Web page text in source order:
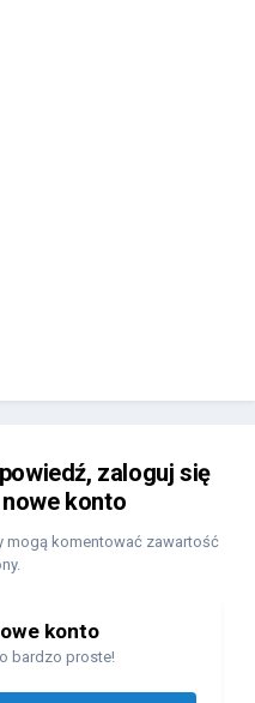
zaloguj się
konto
mogą komentować zawartość
konto
bardzo proste!